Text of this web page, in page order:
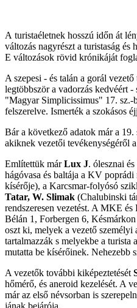
A turistaéletnek hosszú időn át
változás nagyrészt a turistaság
E változások rövid krónikáját
A szepesi - és talán a gorál
legtöbbször a vadorzás kedvéért
"Magyar Simplicissimus" 17. sz.-
felszerelve. Ismerték a szokásos
Bár a következő adatok már a
akiknek vezetői tevékenységéről
Említettük márLux J. ólesznai és
hágóvasa és baltája a KV
kísérője), a Karcsmar-folyósó
Tatar, W. Slimak (Chalubinski
rendszeresen vezetést. A MKE
Bélán 1, Forbergen 6,
oszt ki, melyek a vezető
tartalmazzák s melyekbe a turista
mutatta be kísérőinek. Nehezebb
A vezetők további kiképeztetését
hőmérő, és aneroid kezelését. A
már az első névsorban is
jának bejárója.